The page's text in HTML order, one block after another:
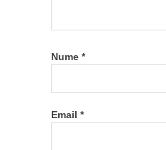
Nume *
Email *